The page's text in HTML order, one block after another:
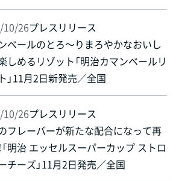
10/26プレスリリース
ベールのとろ～りまろやかなおいし
しめるリゾット「明治カマンベールリ
」11月2日新発売／全国
10/26プレスリリース
フレーバーが新たな配合になって再
「明治 エッセルスーパーカップ ストロ
チーズ」11月2日発売／全国